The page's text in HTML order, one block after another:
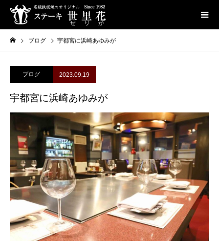
ブログ 宇都宮に浜崎あゆみが
ブログ 2023.09.19
宇都宮に浜崎あゆみが